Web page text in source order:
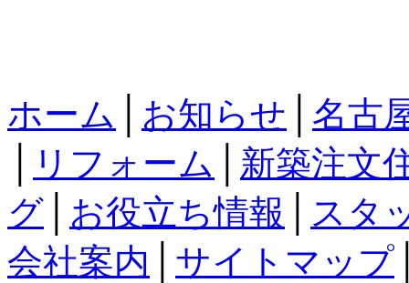
ホーム お知らせ
名古
リフォーム
新築注文
グ
お役立ち情報
スタ
会社案内
サイトマップ